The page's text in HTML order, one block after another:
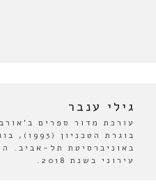
גילי ענבר
עורכת מדור ספרים
בוגרת
באוניברסיטת תל-אביב.
עירוני בשנת 2018.